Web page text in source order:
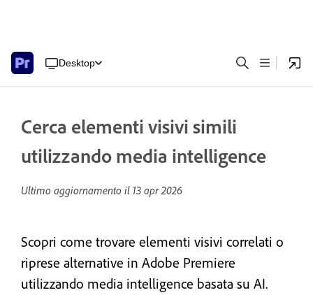
Desktop
Cerca elementi visivi simili
utilizzando media intelligence
Ultimo aggiornamento il 13 apr 2026
Scopri come trovare elementi visivi correlati o
riprese alternative in Adobe Premiere
utilizzando media intelligence basata su AI.